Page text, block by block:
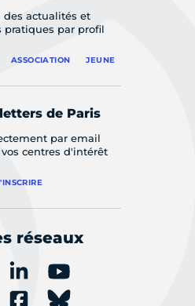
des actualités et
pratiques par profil
ASSOCIATION JEUNE
de Paris
par email
centres d'intérêt
réseaux